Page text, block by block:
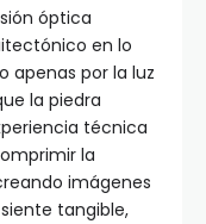
óptica
en lo
apenas por la luz
la piedra
técnica
la
imágenes
tangible,